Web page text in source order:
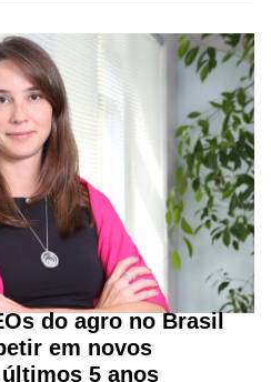
do agro no Brasil
em novos
5 anos